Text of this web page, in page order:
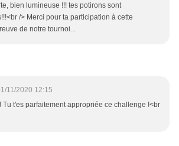
bien lumineuse !!! tes potirons sont
/> Merci pour ta participation à cette
de notre tournoi...
11/2020 12:15
Tu t'es parfaitement appropriée ce challenge !<br